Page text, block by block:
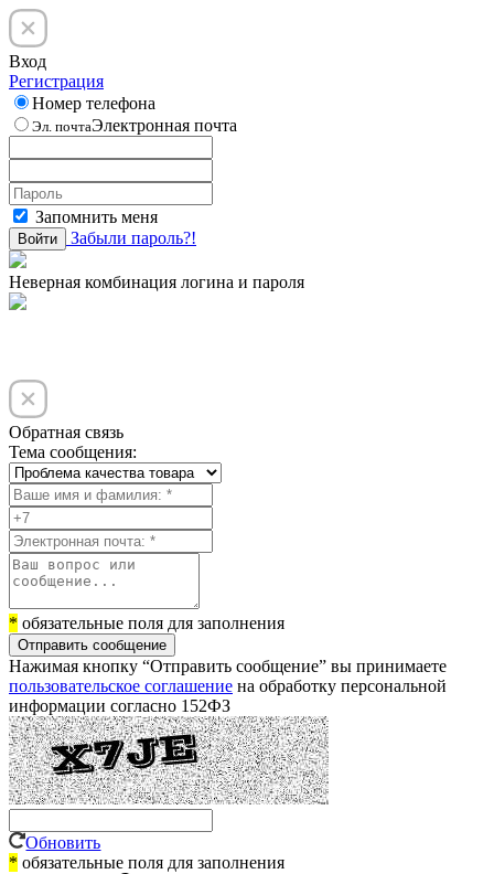
Вход
Регистрация
Номер телефона
Эл. почтаЭлектронная почта
Запомнить меня
Войти Забыли пароль?!
Неверная комбинация логина и пароля
Обратная связь
Тема сообщения:
* обязательные поля для заполнения
Отправить сообщение
Нажимая кнопку “Отправить сообщение” вы принимаете
пользовательское соглашение на обработку персональной
информации согласно 152ФЗ
Обновить
* обязательные поля для заполнения